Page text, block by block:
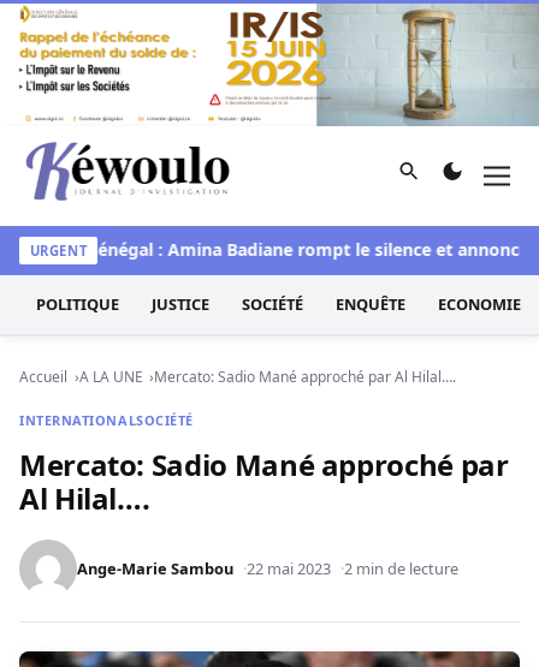
Aller au contenu
Kéwoulo, le premier site d'information et d'investigation
Rechercher
URGENT
Miss Sénégal : Amina Badiane rompt le silence et annonce
POLITIQUE JUSTICE SOCIÉTÉ ENQUÊTE ECONOMIE
Accueil A LA UNE Mercato: Sadio Mané approché par Al Hilal….
INTERNATIONALSOCIÉTÉ
Mercato: Sadio Mané approché par
Al Hilal….
Ange-Marie Sambou 22 mai 2023 2 min de lecture